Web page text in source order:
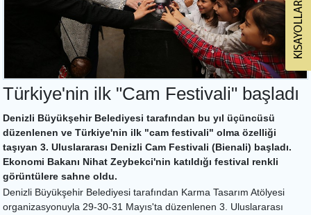
Türkiye'nin ilk "Cam Festivali" başladı
Denizli Büyükşehir Belediyesi tarafından bu yıl üçüncüsü
düzenlenen ve Türkiye'nin ilk "cam festivali" olma özelliği
taşıyan 3. Uluslararası Denizli Cam Festivali (Bienali) başladı.
Ekonomi Bakanı Nihat Zeybekci'nin katıldığı festival renkli
görüntülere sahne oldu.
Denizli Büyükşehir Belediyesi tarafından Karma Tasarım Atölyesi
organizasyonuyla 29-30-31 Mayıs'ta düzenlenen 3. Uluslararası